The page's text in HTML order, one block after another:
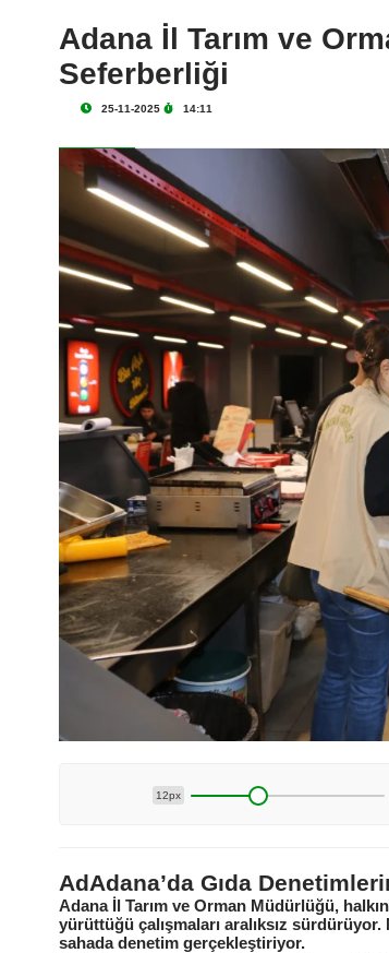
Adana İl Tarım ve
Seferberliği
25-11-2025 14:11
12px
AdAdana’da Gıda
Adana İl Tarım ve Orman Müdürlüğü,
yürüttüğü çalışmaları aralıksız
sahada denetim gerçekleştiriyor.